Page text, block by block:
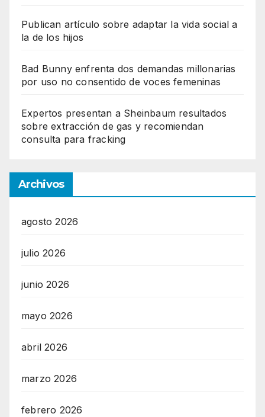
Publican artículo sobre adaptar la vida social a
la de los hijos
Bad Bunny enfrenta dos demandas millonarias
por uso no consentido de voces femeninas
Expertos presentan a Sheinbaum resultados
sobre extracción de gas y recomiendan
consulta para fracking
Archivos
agosto 2026
julio 2026
junio 2026
mayo 2026
abril 2026
marzo 2026
febrero 2026